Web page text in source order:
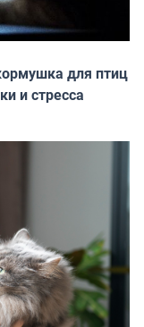
для птиц
и стресса